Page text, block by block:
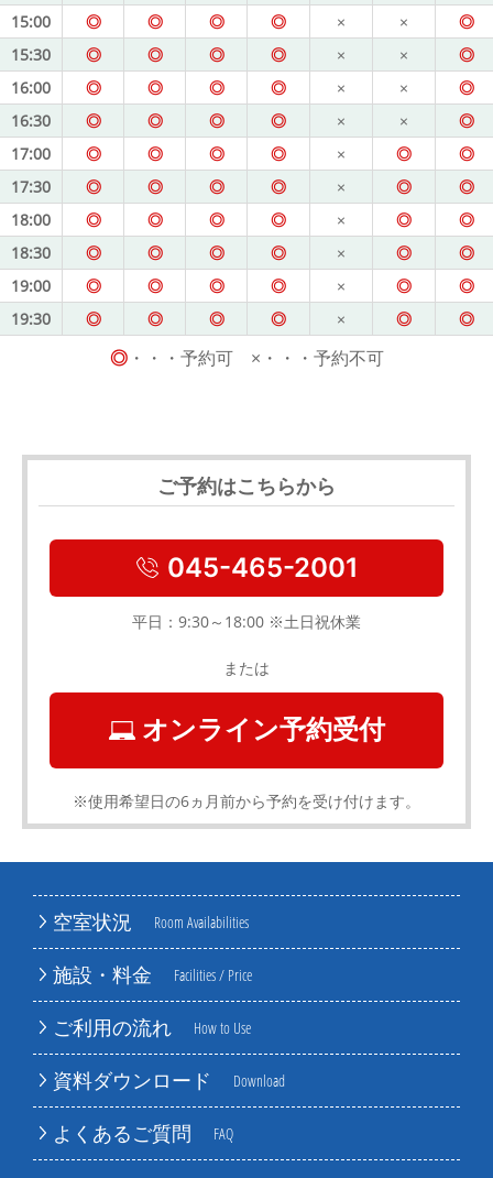
空室状況 Room Availabilities
施設・料金 Facilities / Price
ご利用の流れ How to Use
資料ダウンロード Download
よくあるご質問 FAQ
15:00
◎ ◎ ◎ ◎ × ×
◎
15:30
◎ ◎ ◎ ◎ × ×
◎
16:00
◎ ◎ ◎ ◎ × ×
◎
16:30
◎ ◎ ◎ ◎ × ×
◎
17:00
◎ ◎ ◎ ◎ × ◎
◎
17:30
◎ ◎ ◎ ◎ × ◎
◎
18:00
◎ ◎ ◎ ◎ × ◎
◎
18:30
◎ ◎ ◎ ◎ × ◎
◎
19:00
◎ ◎ ◎ ◎ × ◎
◎
19:30
◎ ◎ ◎ ◎ × ◎ ◎
◎・・・予約可 ×・・・予約不可
ご予約はこちらから
045-465-2001
平日：9:30～18:00 ※土日祝休業
または
オンライン予約受付
※使用希望日の6ヵ月前から予約を受け付けます。